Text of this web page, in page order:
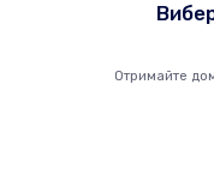
Отримайте